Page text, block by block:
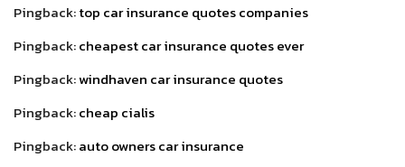
Pingback:top car insurance quotes companies
Pingback:cheapest car insurance quotes ever
Pingback:windhaven car insurance quotes
Pingback:cheap cialis
Pingback:auto owners car insurance